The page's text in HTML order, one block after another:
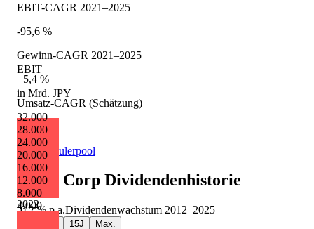
2022
EBIT
in Mrd. JPY
32.000
28.000
24.000
20.000
16.000
12.000
8.000
4.000
EBIT-CAGR 2021–2025
-95,6 %
Gewinn-CAGR 2021–2025
+5,4 %
Umsatz-CAGR (Schätzung)
+4,0 %
Quelle: Eulerpool
Nipro Corp Dividendenhistorie
-0,2 % p.a.Dividendenwachstum 2012–2025
15J Max.